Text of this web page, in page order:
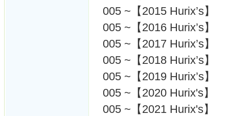
005 ~【2015 Hurix’s】
005 ~【2016 Hurix’s】
005 ~【2017 Hurix’s】
005 ~【2018 Hurix’s】
005 ~【2019 Hurix’s】
005 ~【2020 Hurix's】
005 ~【2021 Hurix's】